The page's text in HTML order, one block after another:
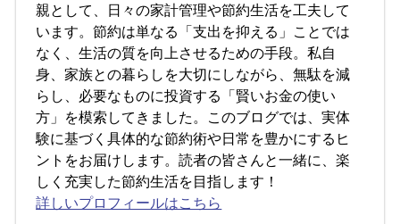
親として、日々の家計管理や節約生活を工夫して
います。節約は単なる「支出を抑える」ことでは
なく、生活の質を向上させるための手段。私自
身、家族との暮らしを大切にしながら、無駄を減
らし、必要なものに投資する「賢いお金の使い
方」を模索してきました。このブログでは、実体
験に基づく具体的な節約術や日常を豊かにするヒ
ントをお届けします。読者の皆さんと一緒に、楽
しく充実した節約生活を目指します！
詳しいプロフィールはこちら